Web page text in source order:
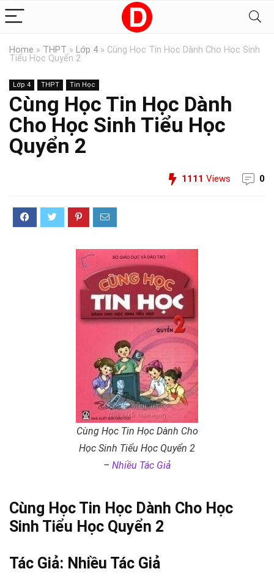
Home » THPT » Lớp 4 » Cùng Học Tin Học Dành Cho Học Sinh
Tiểu Học Quyển 2
Lớp 4 THPT Tin Học
Cùng Học Tin Học Dành
Cho Học Sinh Tiểu Học
Quyển 2
1111 Views 0
Cùng Học Tin Học Dành Cho
Học Sinh Tiểu Học Quyển 2
– Nhiều Tác Giả
Cùng Học Tin Học Dành Cho Học
Sinh Tiểu Học Quyển 2
Tác Giả: Nhiều Tác Giả